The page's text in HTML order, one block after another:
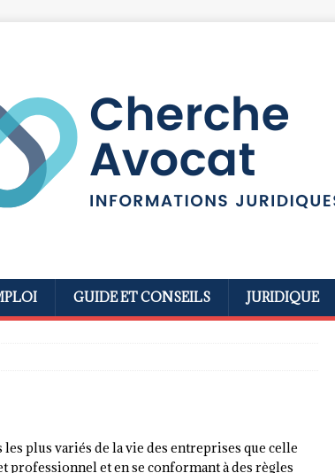
GUIDE ET CONSEILS JURIDIQUE
plus variés de la vie des entreprises que celle
professionnel et en se conformant à des règles